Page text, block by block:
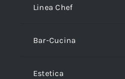
Linea Chef
Bar-Cucina
Estetica